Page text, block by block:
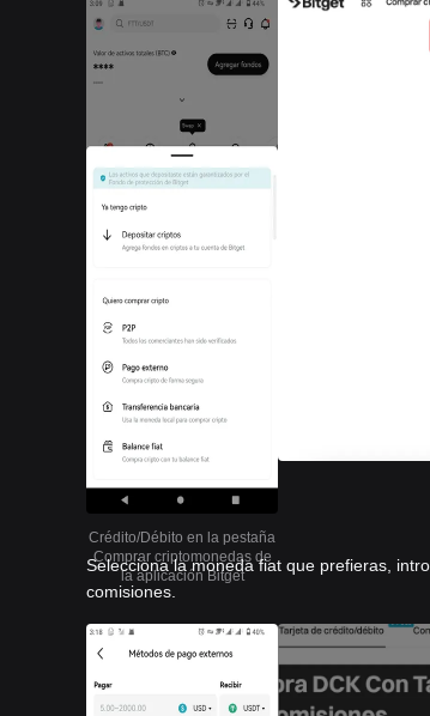
Crédito/Débito en la pestaña
Comprar criptomonedas de
la aplicación Bitget
Selecciona la moneda fiat que prefieras,
comisiones.